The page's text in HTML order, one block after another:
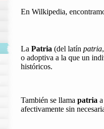
En Wilkipedia,
La Patria (del latín patria
o adoptiva a la que un
históricos.
También se llama patria
afectivamente sin